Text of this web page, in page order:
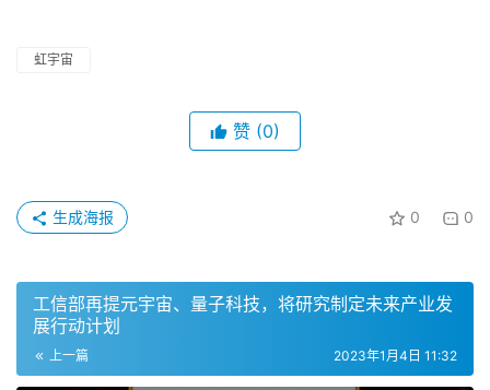
虹宇宙
赞 (0)
0 0
生成海报
工信部再提元宇宙、量子科技，将研究制定未来产业发
展行动计划
上一篇 2023年1月4日 11:32